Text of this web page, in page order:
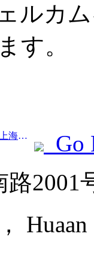
ルカ
す。
Prev:2026年の世界のホテル開発：上海が新規客室増設で首位
Go
2001
Huaan